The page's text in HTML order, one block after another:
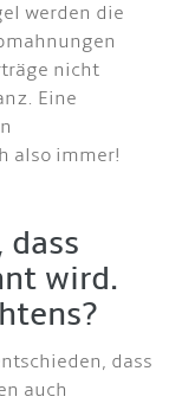
werden die
nicht
Eine
also immer!
wird.
dass
auch